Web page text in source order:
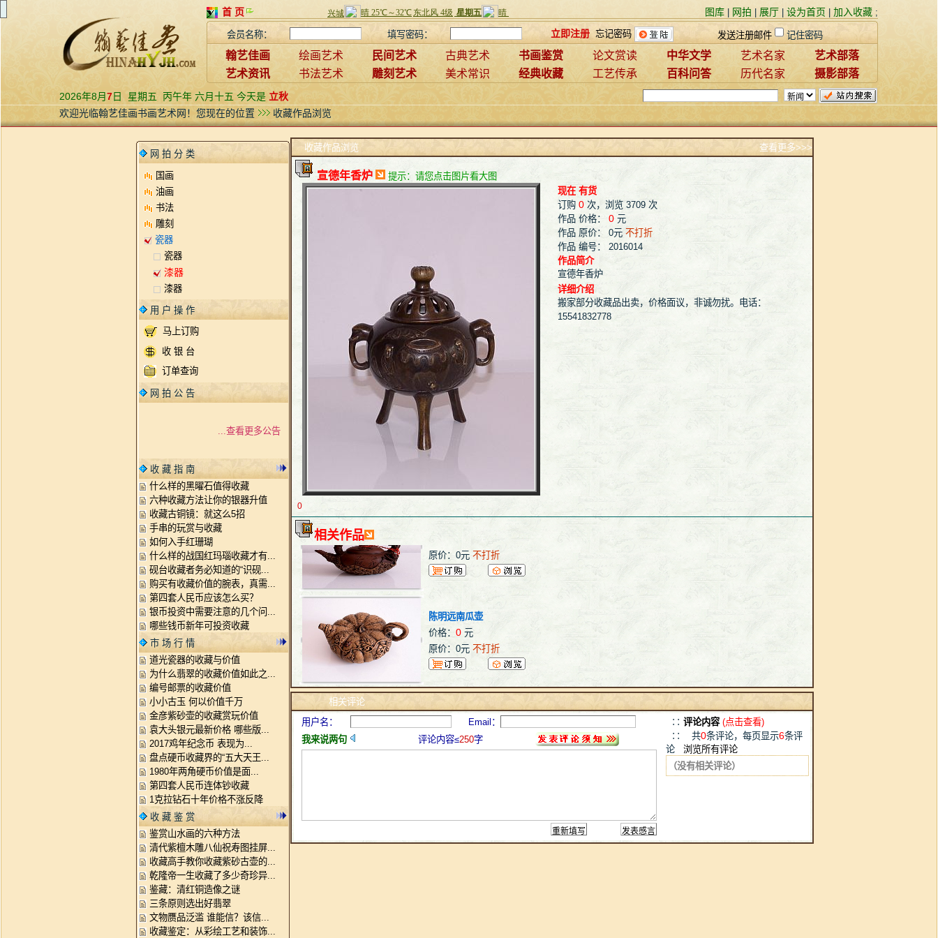
首 页 图库 网拍 展厅 设为首页 加入收藏 ;
会员名称： 填写密码： 立即注册 忘记密码 发送注册邮件 记住密码
翰艺佳画 绘画艺术 民间艺术 古典艺术 书画鉴赏 论文赏读 中华文学 艺术名家
艺术部落
艺术资讯
书法艺术 雕刻艺术 美术常识 经典收藏 工艺传承 百科问答 历代名家 摄影部落
2026年8月7日 星期五 丙午年 六月十五 今天是 立秋
欢迎光临翰艺佳画书画艺术网！您现在的位置
收藏作品浏览
网 拍 分 类
国画
油画
书法
雕刻
瓷器
瓷器
漆器
漆器
用 户 操 作
马上订购
收 银 台
订单查询
网 拍 公 告
...查看更多公告
收 藏 指 南
什么样的黑曜石值得收藏
六种收藏方法让你的银器升值
收藏古铜镜：就这么5招
手串的玩赏与收藏
如何入手红珊瑚
什么样的战国红玛瑙收藏才有...
砚台收藏者务必知道的“识砚...
购买有收藏价值的腕表，真需...
第四套人民币应该怎么买？
银币投资中需要注意的几个问...
哪些钱币新年可投资收藏
市 场 行 情
道光瓷器的收藏与价值
为什么翡翠的收藏价值如此之...
编号邮票的收藏价值
小小古玉 何以价值千万
金彦紫砂壶的收藏赏玩价值
袁大头银元最新价格 哪些版...
2017鸡年纪念币 表现为...
盘点硬币收藏界的“五大天王...
1980年两角硬币价值是面...
第四套人民币连体钞收藏
1克拉钻石十年价格不涨反降
收 藏 鉴 赏
鉴赏山水画的六种方法
清代紫檀木雕八仙祝寿图挂屏...
收藏高手教你收藏紫砂古壶的...
乾隆帝一生收藏了多少奇珍异...
鉴藏：清红铜造像之谜
三条原则选出好翡翠
文物赝品泛滥 谁能信？该信...
收藏鉴定：从彩绘工艺和装饰...
收藏作品浏览 查看更多>>>
宣德年香炉
提示：请您点击图片看大图
现在 有货
订购 0 次，浏览 3709 次
作品 价格：
0 元
作品 原价： 0元 不打折
作品 编号： 2016014
作品简介
宣德年香炉
详细介绍
搬家部分收藏品出卖，价格面议，非诚勿扰。电话：
15541832778
0
相关作品
漆器明代
价格：0元
原价：0元
不打折
明代漆器
价格：
原价：0元
价格：0元
原价：0元不打折
价格：0元
原价：0元
原价：0元不打折
相关评论
用户名：
Email：
我来说两句
评论内容≤250字
∷ 评论内容 (点击查看)
∷ 共0条评论，每页显示6条评
论 浏览所有评论
（没有相关评论）